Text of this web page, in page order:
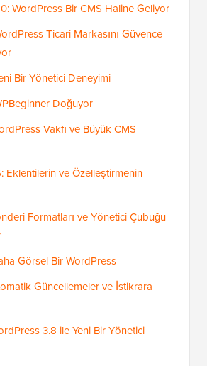
WordPress Bir CMS Haline Geliyor
Ticari Markasını Güvence
Bir Yönetici Deneyimi
Doğuyor
Vakfı ve Büyük CMS
Eklentilerin ve Özelleştirmenin
Formatları ve Yönetici Çubuğu
Görsel Bir WordPress
Güncellemeler ve İstikrara
3.8 ile Yeni Bir Yönetici